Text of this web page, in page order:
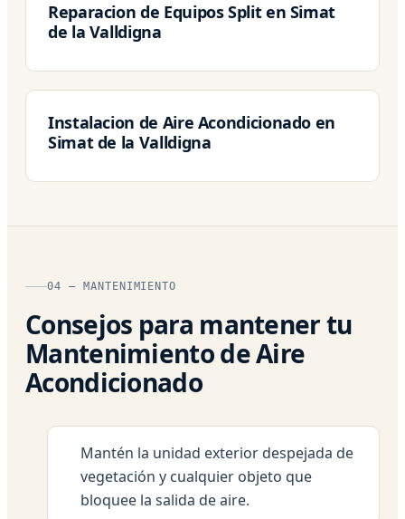
Reparacion de Equipos Split en Simat
de la Valldigna
Instalacion de Aire Acondicionado en
Simat de la Valldigna
04 — MANTENIMIENTO
Consejos para mantener tu
Mantenimiento de Aire
Acondicionado
Mantén la unidad exterior despejada de
vegetación y cualquier objeto que
bloquee la salida de aire.